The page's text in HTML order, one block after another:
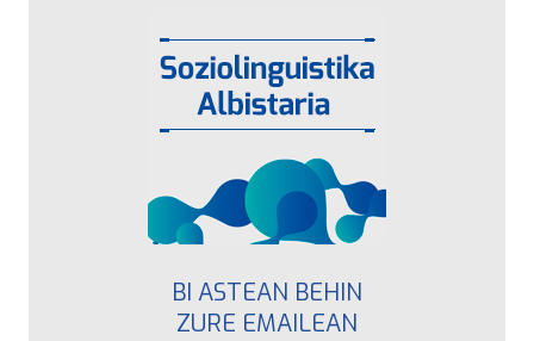
BI ASTEAN BEHIN
ZURE EMAILEAN